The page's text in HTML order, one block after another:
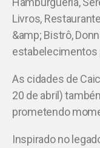
Livros,
&amp; Bistrô,
estabelecimentos
As cidades de
20 de abril)
prometendo
Inspirado no